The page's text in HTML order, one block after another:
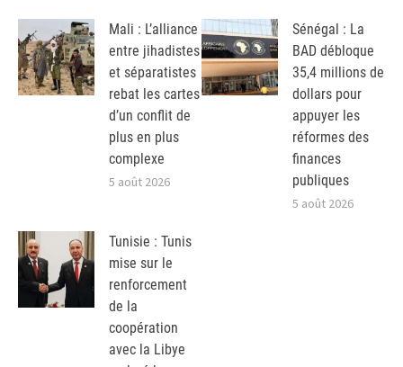
Mali : L’alliance
entre jihadistes
et séparatistes
rebat les cartes
d’un conflit de
plus en plus
complexe
5 août 2026
Sénégal : La
BAD débloque
35,4 millions de
dollars pour
appuyer les
réformes des
finances
publiques
5 août 2026
Tunisie : Tunis
mise sur le
renforcement
de la
coopération
avec la Libye